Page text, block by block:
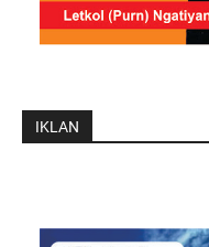
IKLAN